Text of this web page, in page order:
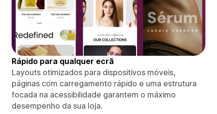
Rápido para qualquer ecrã
Layouts otimizados para dispositivos móveis,
páginas com carregamento rápido e uma estrutura
focada na acessibilidade garantem o máximo
desempenho da sua loja.